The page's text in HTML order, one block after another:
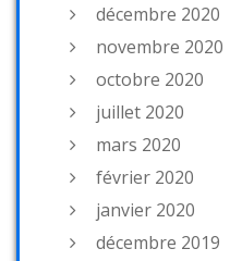
décembre 2020
novembre 2020
octobre 2020
juillet 2020
mars 2020
février 2020
janvier 2020
décembre 2019